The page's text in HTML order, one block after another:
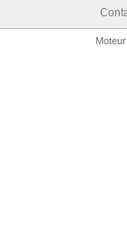
Moteur